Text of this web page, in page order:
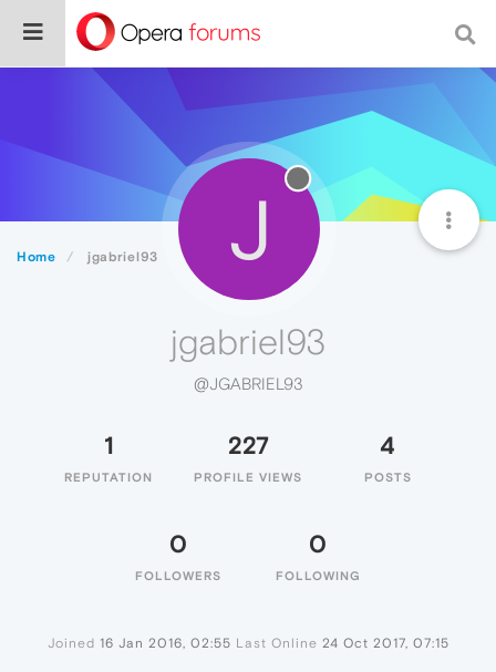
Home jgabriel93 J
jgabriel93
@JGABRIEL93
1
REPUTATION
227
PROFILE VIEWS
4
POSTS
0
FOLLOWERS
0
FOLLOWING
Joined 16 Jan 2016, 02:55 Last Online 24 Oct 2017, 07:15